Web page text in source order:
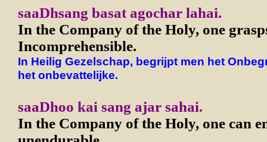
saaDhsang basat agochar lahai.
In the Company of the Holy, one
Incomprehensible.
In Heilig Gezelschap, begrijpt men het
het onbevattelijke.
saaDhoo kai sang ajar sahai.
In the Company of the Holy, one can